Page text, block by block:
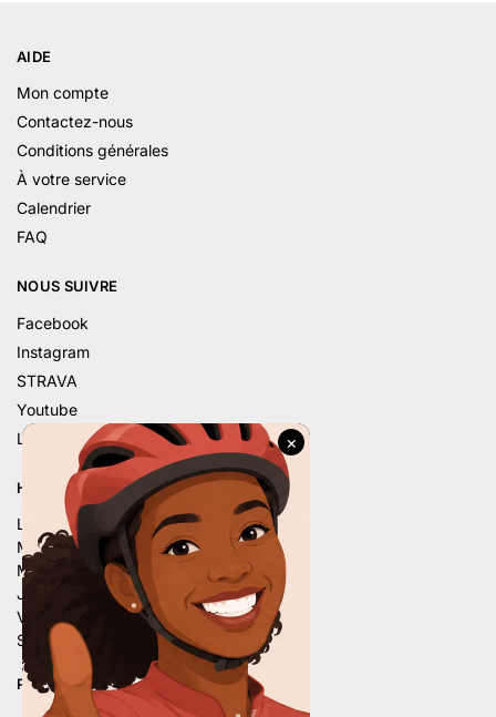
AIDE
Mon compte
Contactez-nous
Conditions générales
À votre service
Calendrier
FAQ
NOUS SUIVRE
Facebook
Instagram
STRAVA
Youtube
Linkedin
HORAIRE D’ÉTÉ
Lu. – 9h – 12h | 14h – 18h
Ma. – 9h – 12h | 14h – 18h
Me. – 9h – 12h | 14h – 18h
Je. – 9h – 12h | 14h – 18h
Ve. – 9h – 12h | 14h – 18h
Sa. – 9h – 12h | 13h30 – 16h
PLUS DE 80 AVIS 5 ÉTOILES